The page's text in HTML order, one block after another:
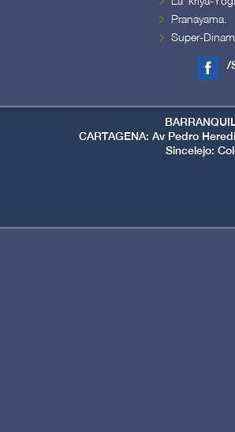
Pranayama.
Super-
/
CARTAGENA: Av Pedro
Sincelejo: